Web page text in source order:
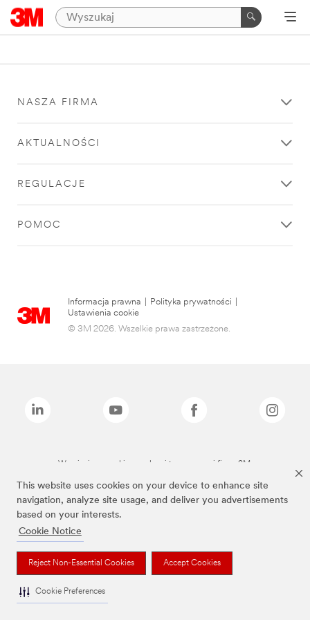
This website uses cookies on your device to enhance site
navigation, analyze site usage, and deliver you advertisements
based on your interests.
Cookie Notice
Reject Non-Essential Cookies Accept Cookies
Cookie Preferences
NASZA FIRMA
AKTUALNOŚCI
REGULACJE
POMOC
Informacja prawna Polityka prywatności
Ustawienia cookie
© 3M 2026. Wszelkie prawa zastrzeżone.
Wymienione marki są znakami towarowymi firmy 3M.